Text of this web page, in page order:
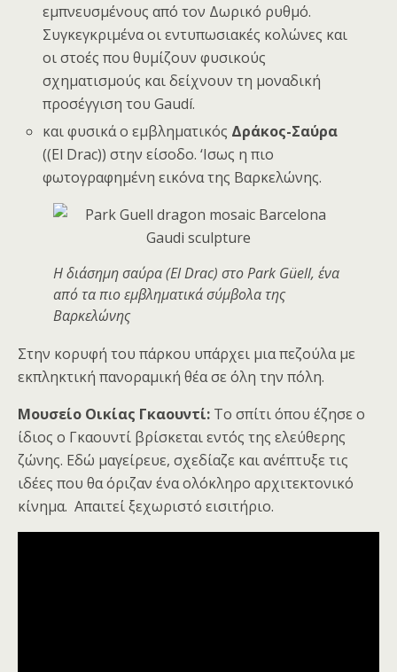
εμπνευσμένους από τον Δωρικό ρυθμό.
Συγκεγκριμένα οι εντυπωσιακές κολώνες και
οι στοές που θυμίζουν φυσικούς
σχηματισμούς και δείχνουν τη μοναδική
προσέγγιση του Gaudí.
και φυσικά ο εμβληματικός Δράκος-Σαύρα
((El Drac)) στην είσοδο. ‘Ισως η πιο
φωτογραφημένη εικόνα της Βαρκελώνης.
Η διάσημη σαύρα (El Drac) στο Park Güell, ένα
από τα πιο εμβληματικά σύμβολα της
Βαρκελώνης
Στην κορυφή του πάρκου υπάρχει μια πεζούλα με
εκπληκτική πανοραμική θέα σε όλη την πόλη.
Μουσείο Οικίας Γκαουντί: Το σπίτι όπου έζησε ο
ίδιος ο Γκαουντί βρίσκεται εντός της ελεύθερης
ζώνης. Εδώ μαγείρευε, σχεδίαζε και ανέπτυξε τις
ιδέες που θα όριζαν ένα ολόκληρο αρχιτεκτονικό
κίνημα. Απαιτεί ξεχωριστό εισιτήριο.